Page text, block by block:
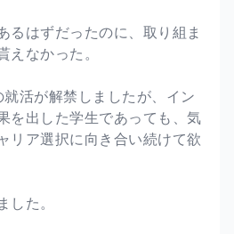
るはずだったのに、取り組ま
なかった。
活が解禁しましたが、イン
を出した学生であっても、気
リア選択に向き合い続けて欲
た。